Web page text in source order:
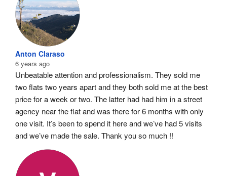
Anton Claraso
6 years ago
Unbeatable attention and professionalism. They sold me
two flats two years apart and they both sold me at the best
price for a week or two. The latter had had him in a street
agency near the flat and was there for 6 months with only
one visit. It’s been to spend it here and we’ve had 5 visits
and we’ve made the sale. Thank you so much !!